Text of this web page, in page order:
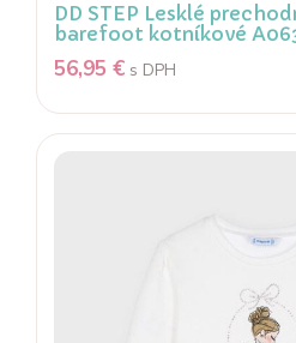
DD STEP Lesklé
barefoot kotníkové
56,95 € s DPH